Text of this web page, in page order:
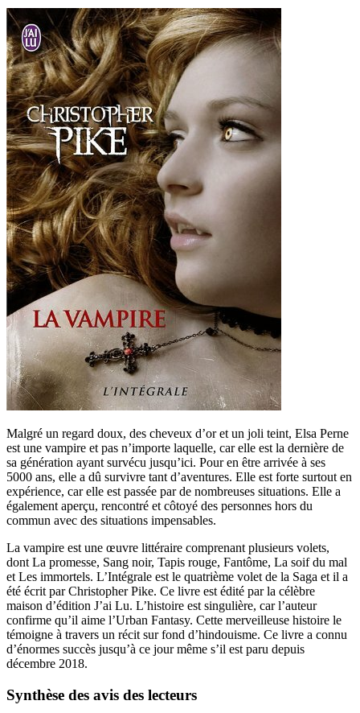
Malgré un regard doux, des cheveux d’or et un joli teint, Elsa Perne
est une vampire et pas n’importe laquelle, car elle est la dernière de
sa génération ayant survécu jusqu’ici. Pour en être arrivée à ses
5000 ans, elle a dû survivre tant d’aventures. Elle est forte surtout en
expérience, car elle est passée par de nombreuses situations. Elle a
également aperçu, rencontré et côtoyé des personnes hors du
commun avec des situations impensables.
La vampire est une œuvre littéraire comprenant plusieurs volets,
dont La promesse, Sang noir, Tapis rouge, Fantôme, La soif du mal
et Les immortels. L’Intégrale est le quatrième volet de la Saga et il a
été écrit par Christopher Pike. Ce livre est édité par la célèbre
maison d’édition J’ai Lu. L’histoire est singulière, car l’auteur
confirme qu’il aime l’Urban Fantasy. Cette merveilleuse histoire le
témoigne à travers un récit sur fond d’hindouisme. Ce livre a connu
d’énormes succès jusqu’à ce jour même s’il est paru depuis
décembre 2018.
Synthèse des avis des lecteurs